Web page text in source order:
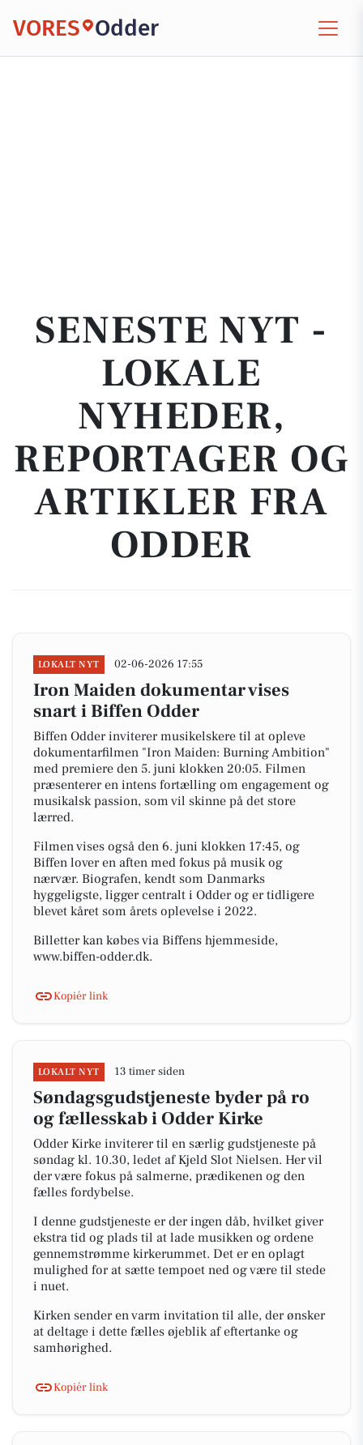
VORES Odder
SENESTE NYT -
LOKALE
NYHEDER,
REPORTAGER OG
ARTIKLER FRA
ODDER
LOKALT NYT 02-06-2026 17:55
Iron Maiden dokumentar vises
snart i Biffen Odder
Biffen Odder inviterer musikelskere til at opleve
dokumentarfilmen "Iron Maiden: Burning Ambition"
med premiere den 5. juni klokken 20:05. Filmen
præsenterer en intens fortælling om engagement og
musikalsk passion, som vil skinne på det store
lærred.
Filmen vises også den 6. juni klokken 17:45, og
Biffen lover en aften med fokus på musik og
nærvær. Biografen, kendt som Danmarks
hyggeligste, ligger centralt i Odder og er tidligere
blevet kåret som årets oplevelse i 2022.
Billetter kan købes via Biffens hjemmeside,
www.biffen-odder.dk.
Kopiér link
LOKALT NYT 13 timer siden
Søndagsgudstjeneste byder på ro
og fællesskab i Odder Kirke
Odder Kirke inviterer til en særlig gudstjeneste på
søndag kl. 10.30, ledet af Kjeld Slot Nielsen. Her vil
der være fokus på salmerne, prædikenen og den
fælles fordybelse.
I denne gudstjeneste er der ingen dåb, hvilket giver
ekstra tid og plads til at lade musikken og ordene
gennemstrømme kirkerummet. Det er en oplagt
mulighed for at sætte tempoet ned og være til stede
i nuet.
Kirken sender en varm invitation til alle, der ønsker
at deltage i dette fælles øjeblik af eftertanke og
samhørighed.
Kopiér link